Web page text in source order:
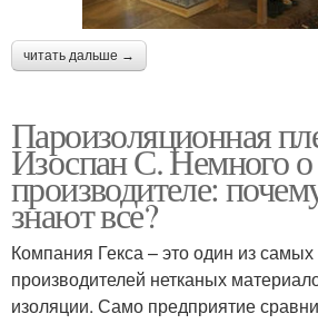
читать дальше →
Пароизоляционная
Изоспан С. Немного о
производителе:
знают все?
Компания Гекса – это один из
производителей нетканых
изоляции. Само предприятие